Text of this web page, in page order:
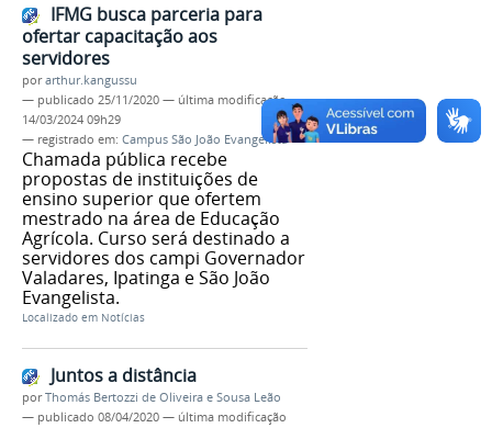
IFMG busca parceria para
ofertar capacitação aos
servidores
porarthur.kangussu
— publicado 25/11/2020 — última modificação
14/03/2024 09h29
— registrado em: Campus São João Evangelista
Chamada pública recebe
propostas de instituições de
ensino superior que ofertem
mestrado na área de Educação
Agrícola. Curso será destinado a
servidores dos campi Governador
Valadares, Ipatinga e São João
Evangelista.
Localizado em Notícias
Juntos a distância
porThomás Bertozzi de Oliveira e Sousa Leão
— publicado 08/04/2020 — última modificação